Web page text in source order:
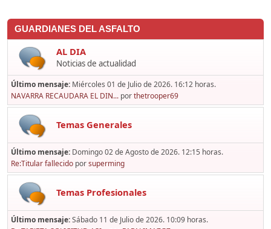
GUARDIANES DEL ASFALTO
AL DIA
Noticias de actualidad
Último mensaje: Miércoles 01 de Julio de 2026. 16:12 horas.
NAVARRA RECAUDARA EL DIN... porthetrooper69
Temas Generales
Último mensaje: Domingo 02 de Agosto de 2026. 12:15 horas.
Re:Titular fallecido porsuperming
Temas Profesionales
Último mensaje:Sábado 11 de Julio de 2026. 10:09 horas.